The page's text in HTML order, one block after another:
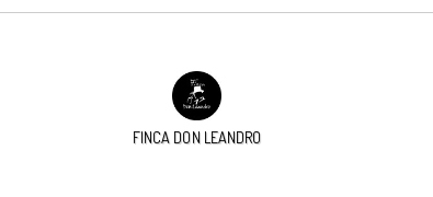
FINCA DON LEANDRO